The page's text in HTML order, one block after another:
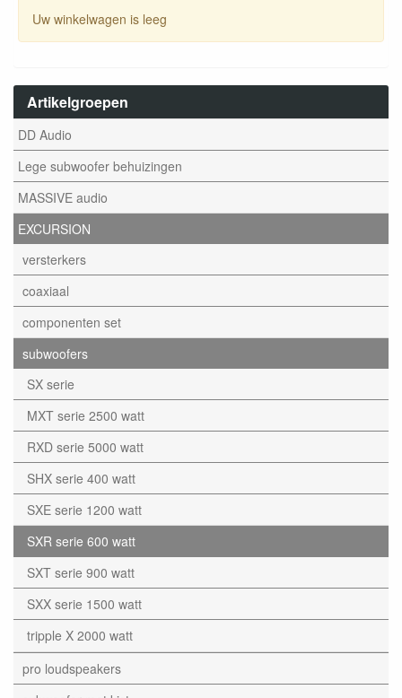
Uw winkelwagen is leeg
Artikelgroepen
DD Audio
Lege subwoofer behuizingen
MASSIVE audio
EXCURSION
versterkers
coaxiaal
componenten set
subwoofers
SX serie
MXT serie 2500 watt
RXD serie 5000 watt
SHX serie 400 watt
SXE serie 1200 watt
SXR serie 600 watt
SXT serie 900 watt
SXX serie 1500 watt
tripple X 2000 watt
pro loudspeakers